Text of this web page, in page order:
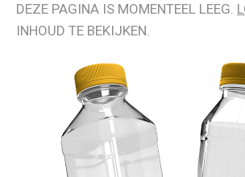
DEZE PAGINA IS MOMENTEEL LEEG.
INHOUD TE BEKIJKEN.